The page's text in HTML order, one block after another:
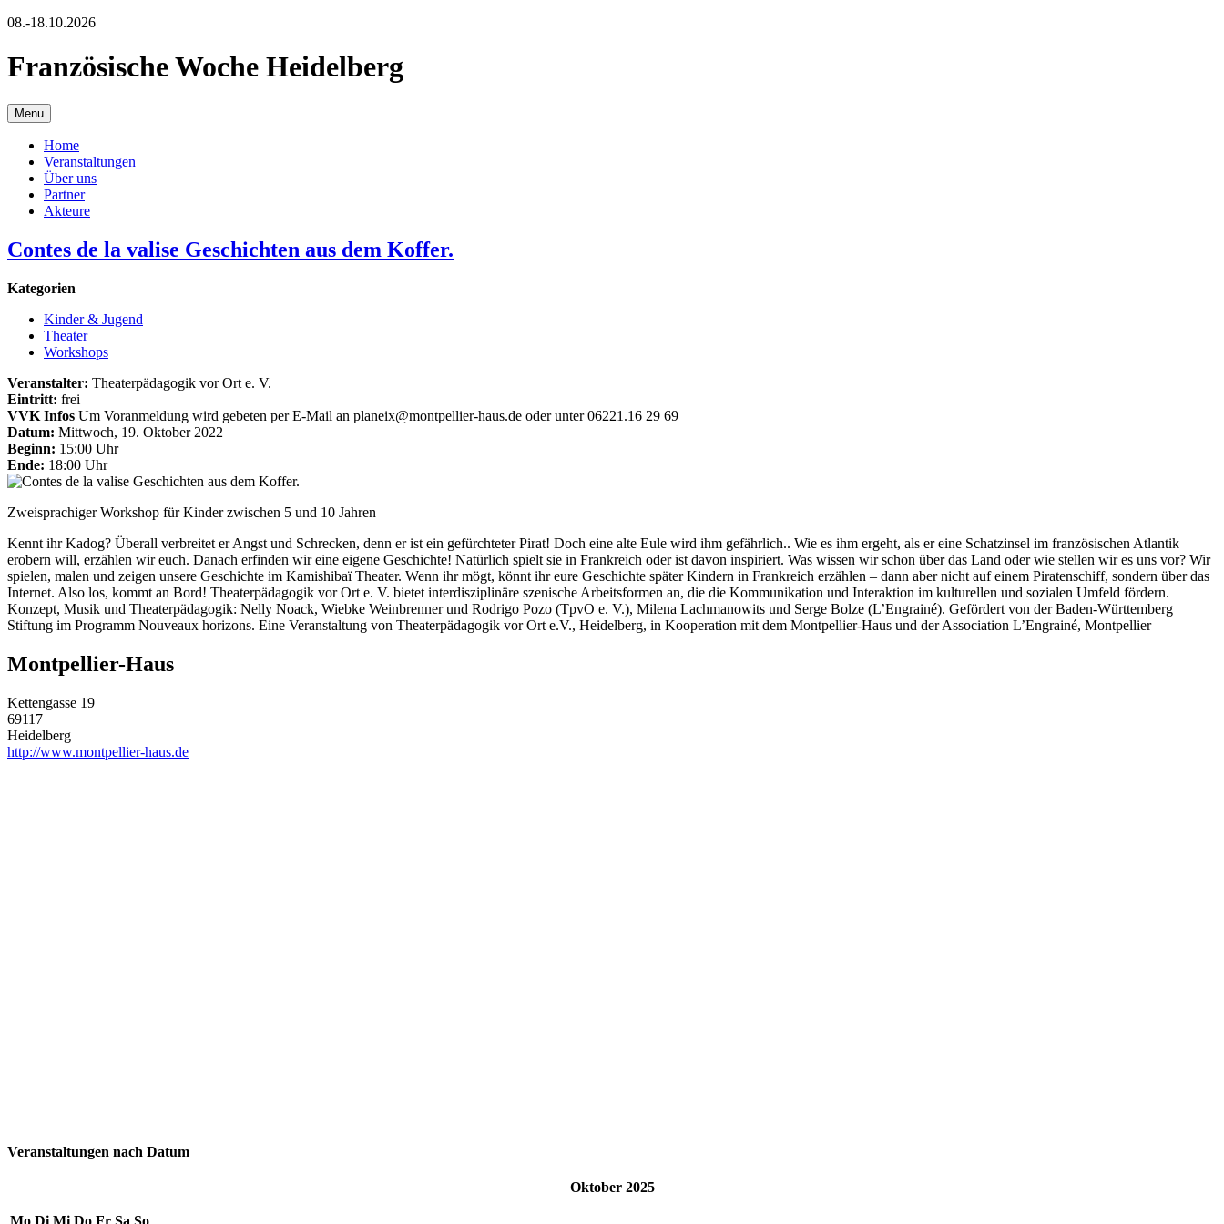
08.-18.10.2026
Französische Woche Heidelberg
Menu
Home
Veranstaltungen
Über uns
Partner
Akteure
Contes de la valise Geschichten aus dem Koffer.
Kategorien
Kinder & Jugend
Theater
Workshops
Veranstalter: Theaterpädagogik vor Ort e. V.
Eintritt: frei
VVK Infos Um Voranmeldung wird gebeten per E-Mail an planeix@montpellier-haus.de oder unter 06221.16 29 69
Datum: Mittwoch, 19. Oktober 2022
Beginn: 15:00 Uhr
Ende: 18:00 Uhr
Zweisprachiger Workshop für Kinder zwischen 5 und 10 Jahren
Kennt ihr Kadog? Überall verbreitet er Angst und Schrecken, denn er ist ein gefürchteter Pirat! Doch eine alte Eule wird ihm gefährlich.. Wie es ihm ergeht, als er eine Schatzinsel im französischen Atlantik
erobern will, erzählen wir euch. Danach erfinden wir eine eigene Geschichte! Natürlich spielt sie in Frankreich oder ist davon inspiriert. Was wissen wir schon über das Land oder wie stellen wir es uns vor? Wir
spielen, malen und zeigen unsere Geschichte im Kamishibaï Theater. Wenn ihr mögt, könnt ihr eure Geschichte später Kindern in Frankreich erzählen – dann aber nicht auf einem Piratenschiff, sondern über das
Internet. Also los, kommt an Bord! Theaterpädagogik vor Ort e. V. bietet interdisziplinäre szenische Arbeitsformen an, die die Kommunikation und Interaktion im kulturellen und sozialen Umfeld fördern.
Konzept, Musik und Theaterpädagogik: Nelly Noack, Wiebke Weinbrenner und Rodrigo Pozo (TpvO e. V.), Milena Lachmanowits und Serge Bolze (L’Engrainé). Gefördert von der Baden-Württemberg
Stiftung im Programm Nouveaux horizons. Eine Veranstaltung von Theaterpädagogik vor Ort e.V., Heidelberg, in Kooperation mit dem Montpellier-Haus und der Association L’Engrainé, Montpellier
Montpellier-Haus
Kettengasse 19
69117
Heidelberg
http://www.montpellier-haus.de
Veranstaltungen nach Datum
Oktober 2025
Mo Di Mi Do Fr Sa So